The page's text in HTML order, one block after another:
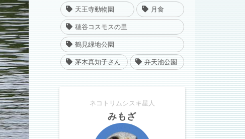
天王寺動物園 月食
穂谷コスモスの里
鶴見緑地公園
茅木真知子さん 弁天池公園
ネコトリムシスキ星人
みもざ